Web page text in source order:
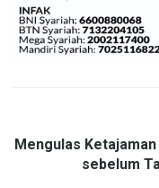
Mengulas
sebelum